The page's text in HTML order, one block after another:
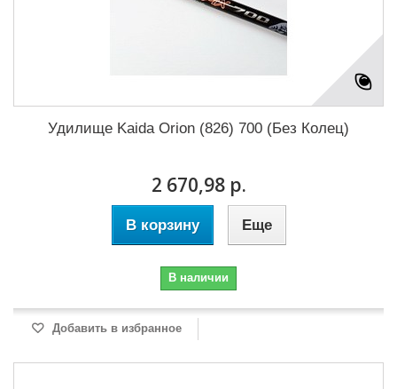
Удилище Kaida Orion (826) 700 (Без Колец)
2 670,98 р.
В корзину Еще
В наличии
Добавить в избранное